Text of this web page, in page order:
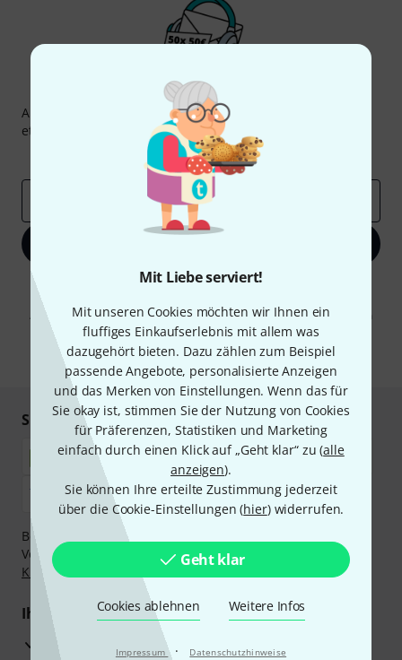
Mit Liebe serviert!
Mit unseren Cookies möchten wir Ihnen ein
fluffiges Einkaufserlebnis mit allem was
dazugehört bieten. Dazu zählen zum Beispiel
passende Angebote, personalisierte Anzeigen
und das Merken von Einstellungen. Wenn das für
Sie okay ist, stimmen Sie der Nutzung von Cookies
für Präferenzen, Statistiken und Marketing
einfach durch einen Klick auf „Geht klar“ zu (alle
anzeigen).
Sie können Ihre erteilte Zustimmung jederzeit
über die Cookie-Einstellungen (hier) widerrufen.
Geht klar
Cookies ablehnen Weitere Infos
Impressum · Datenschutzhinweise
Thomann Newsletter
Abonniere den Thomann Newsletter und gewinne mit
etwas Glück einen von50 Gutscheinen
Inspirierende Beiträge
Deals
Mit Klick auf „Jetzt anmelden“ stimmen Sie dem Erhalt von E-Mail-
Werbung und einer Messung des E-Mail-Nutzungsverhaltens zu. Die
Abmeldung ist jederzeit möglich. Weitere Informationen finden Sie in
unserenDatenschutzhinweisen.
* Pflichtfeld
Sicher einkaufen & bezahlen
Bezahlen Sie vertraulich und sicher per Nachnahme,
Vorkasse, PayPal, Amazon Pay,Klarna Sofort bezahlen,
Klarna Ratenzahlung
Ihre Vorteile
3 Jahre Thomann Garantie